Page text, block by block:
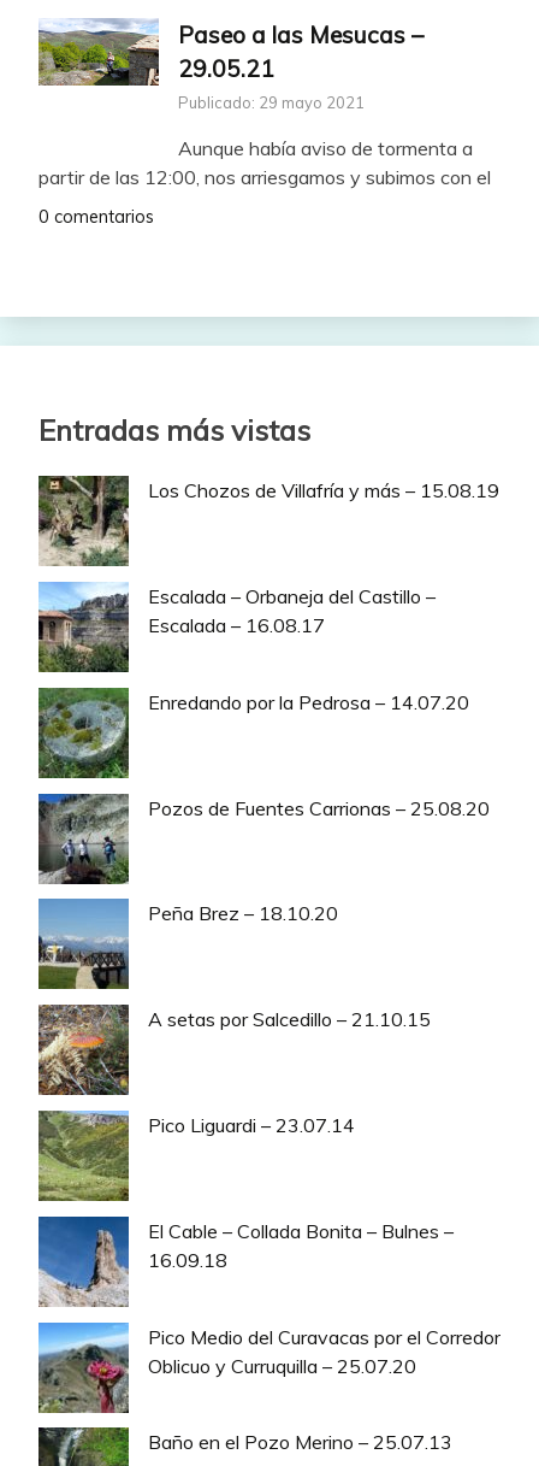
Paseo a las Mesucas –
29.05.21
Publicado: 29 mayo 2021
Aunque había aviso de tormenta a
partir de las 12:00, nos arriesgamos y subimos con el
0 comentarios
Entradas más vistas
Los Chozos de Villafría y más – 15.08.19
Escalada – Orbaneja del Castillo –
Escalada – 16.08.17
Enredando por la Pedrosa – 14.07.20
Pozos de Fuentes Carrionas – 25.08.20
Peña Brez – 18.10.20
A setas por Salcedillo – 21.10.15
Pico Liguardi – 23.07.14
El Cable – Collada Bonita – Bulnes –
16.09.18
Pico Medio del Curavacas por el Corredor
Oblicuo y Curruquilla – 25.07.20
Baño en el Pozo Merino – 25.07.13